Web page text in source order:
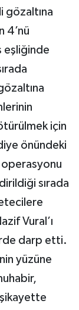
gözaltına
4’nü
eşliğinde
için
önündeki
operasyonu
sırada
Vural’ı
darp etti.
yüzüne